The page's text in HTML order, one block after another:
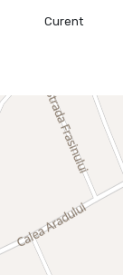
Cristina Sipea
Curent